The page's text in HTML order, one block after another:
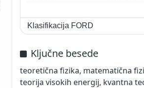
Klasifikacija FORD
Ključne besede
teoretična fizika, matematična
teorija visokih energij, kvantna